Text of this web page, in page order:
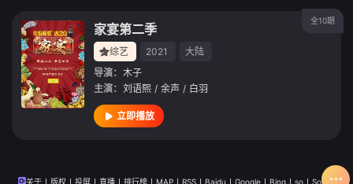
全10期
家宴第二季
综艺 2021
大陆
导演： 木子
主演： 刘语熙 / 余声 / 白羽
立即播放
关于 版权 投屏 直播 排行榜 MAP RSS Baidu Google Bing so Sogou